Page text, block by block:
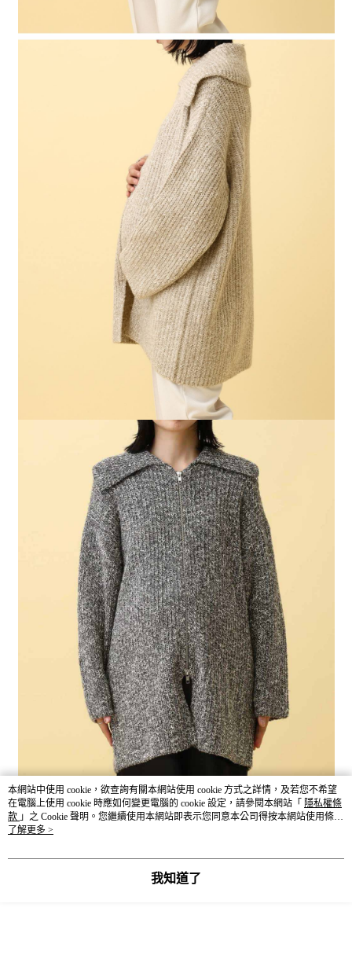
本網站中使用 cookie，欲查詢有關本網站使用 cookie 方式之詳情，及若您不希望
在電腦上使用 cookie 時應如何變更電腦的 cookie 設定，請參閱本網站「 隱私權條
款 」之 Cookie 聲明。您繼續使用本網站即表示您同意本公司得按本網站使用條款
之 Cookie 聲明使用 cookie。
了解更多 >
我知道了